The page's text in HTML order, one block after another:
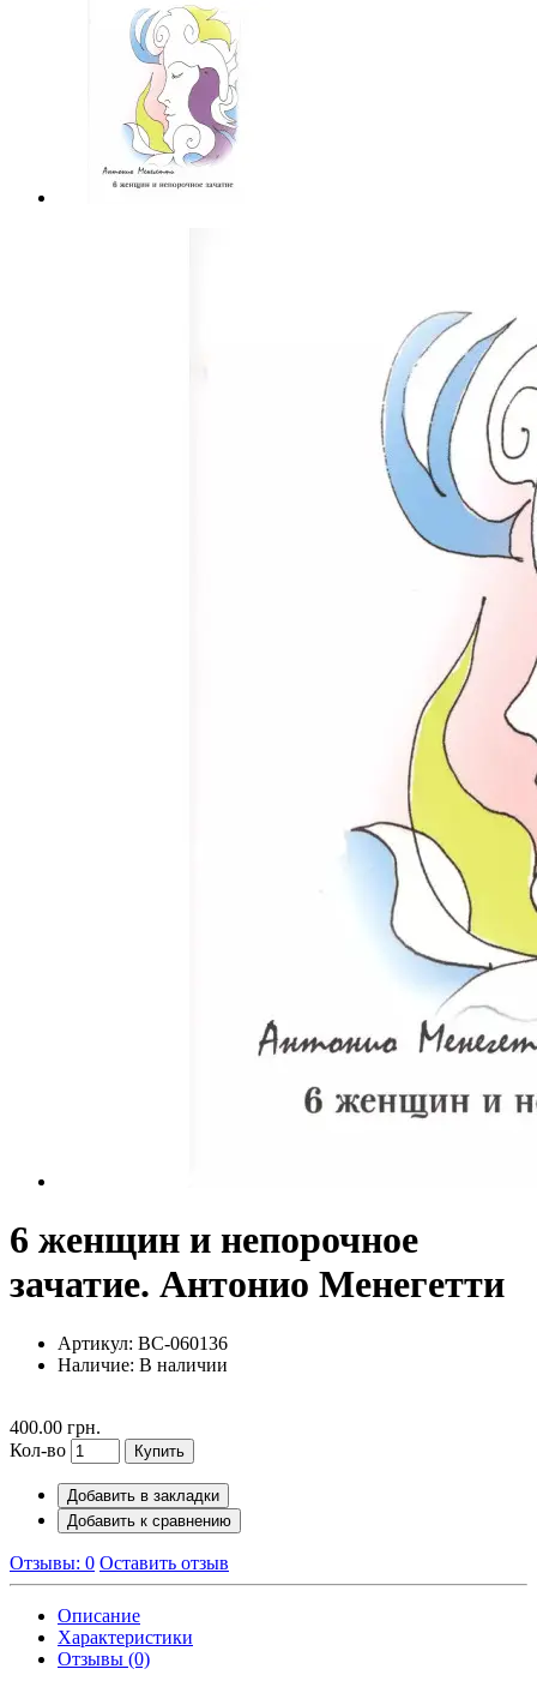
6 женщин и непорочное
зачатие. Антонио Менегетти
Артикул: BC-060136
Наличие: В наличии
400.00 грн.
Кол-во
Купить
Добавить в закладки
Добавить к сравнению
Отзывы: 0 Оставить отзыв
Описание
Характеристики
Отзывы (0)